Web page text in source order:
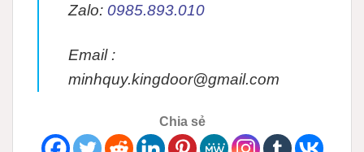
Zalo: 0985.893.010
Email :
minhquy.kingdoor@gmail.com
Chia sẻ